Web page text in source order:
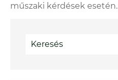
műszaki kérdések esetén.